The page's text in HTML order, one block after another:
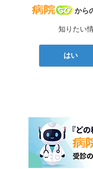
病院
から
知りたい
はい